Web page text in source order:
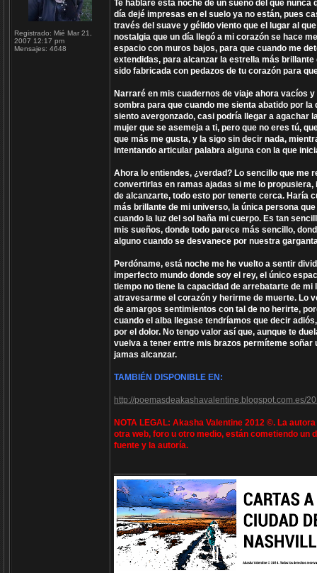
Registrado: Mié Mar 21,
2007 12:17 pm
Mensajes: 4648
Te hablaré está noche de un sueño del que
día dejé impresas en el suelo ya no están, pues
través del suave y gélido viento que el lugar al
nostalgia que un día llegó a mi corazón se hace
espacio con muros bajos, para que cuando me
extendidas, para alcanzar la estrella más
sido fabricada con pedazos de tu corazón para
Narraré en mis cuadernos de viaje ahora vacíos
sombra para que cuando me sienta abatido por
siento avergonzado, casi podría llegar a agachar
mujer que se asemeja a ti, pero que no eres tú,
que más me gusta, y la sigo sin decir nada,
intentando articular palabra alguna con la que
Ahora lo entiendes, ¿verdad? Lo sencillo que me
convertirlas en ramas ajadas si me lo
de alcanzarte, todo esto por tenerte cerca. Haría
más brillante de mi universo, la única persona
cuando la luz del sol baña mi cuerpo. Es tan
mis sueños, donde todo parece más sencillo,
alguno cuando se desvanece por nuestra
Perdóname, está noche me he vuelto a sentir
imperfecto mundo donde soy el rey, el único
tiempo no tiene la capacidad de arrebatarte de
atravesarme el corazón y herirme de muerte. Lo
de amargos sentimientos con tal de no herirte,
cuando el alba llegase tendríamos que decir
por el dolor. No tengo valor así que, aunque te
vuelva a tener entre mis brazos permíteme soñar
jamas alcanzar.
TAMBIÉN DISPONIBLE EN:
http://poemasdeakashavalentine.blogspot.com.es/
NOTA LEGAL: Akasha Valentine 2012 ©. La
otra web, foro u otro medio, están cometiendo un
fuente y la autoría.